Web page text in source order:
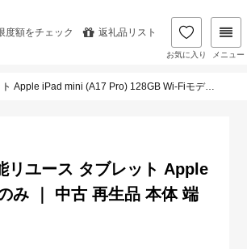
度額をチェック 返礼品リスト
お気に入り メニュー
Pro) 128GB Wi-Fiモデル 本体のみ ｜ 中古 再生品 本体 端末
リユース タブレット Apple
み ｜ 中古 再生品 本体 端